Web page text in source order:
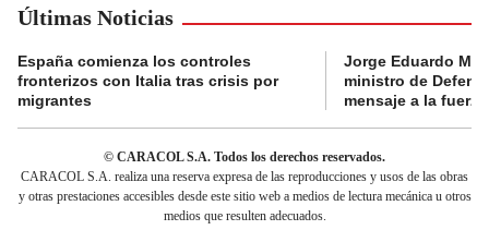
Últimas Noticias
España comienza los controles
fronterizos con Italia tras crisis por
migrantes
Jorge Eduardo
ministro de
mensaje a la
© CARACOL S.A. Todos los derechos reservados.
CARACOL S.A. realiza una reserva expresa de las reproducciones y usos de las obras
y otras prestaciones accesibles desde este sitio web a medios de lectura mecánica u otros
medios que resulten adecuados.